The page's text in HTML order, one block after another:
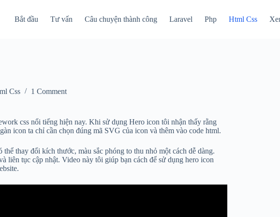
Bắt đầu Tư vấn Câu chuyện thành công Laravel Php Html Css
Css 1 Comment
css nổi tiếng hiện nay. Khi sử dụng Hero icon tôi nhận thấy rằng
icon ta chỉ cần chọn đúng mã SVG của icon và thêm vào code html.
thay đổi kích thước, màu sắc phóng to thu nhỏ một cách dễ dàng.
liên tục cập nhật. Video này tôi giúp bạn cách để sử dụng hero icon